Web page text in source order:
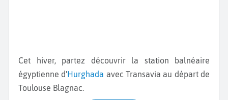
Cet hiver, partez découvrir la station balnéaire
égyptienne d'Hurghada avec Transavia au départ de
Toulouse Blagnac.